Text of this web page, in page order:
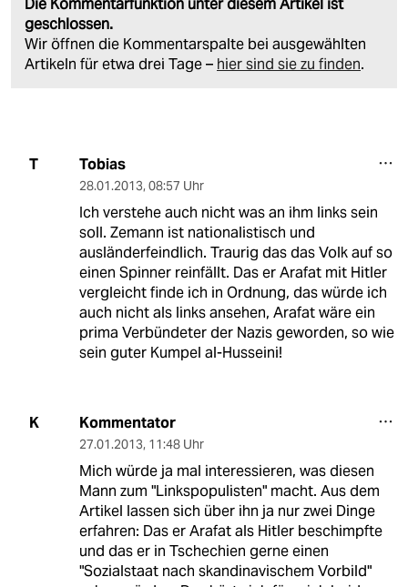
Die Kommentarfunktion unter diesem Artikel ist
geschlossen.
Wir öffnen die Kommentarspalte bei ausgewählten
Artikeln für etwa drei Tage – hier sind sie zu finden.
T Tobias
28.01.2013, 08:57 Uhr
Ich verstehe auch nicht was an ihm links sein
soll. Zemann ist nationalistisch und
ausländerfeindlich. Traurig das das Volk auf so
einen Spinner reinfällt. Das er Arafat mit Hitler
vergleicht finde ich in Ordnung, das würde ich
auch nicht als links ansehen, Arafat wäre ein
prima Verbündeter der Nazis geworden, so wie
sein guter Kumpel al-Husseini!
K Kommentator
27.01.2013, 11:48 Uhr
Mich würde ja mal interessieren, was diesen
Mann zum "Linkspopulisten" macht. Aus dem
Artikel lassen sich über ihn ja nur zwei Dinge
erfahren: Das er Arafat als Hitler beschimpfte
und das er in Tschechien gerne einen
"Sozialstaat nach skandinavischem Vorbild"